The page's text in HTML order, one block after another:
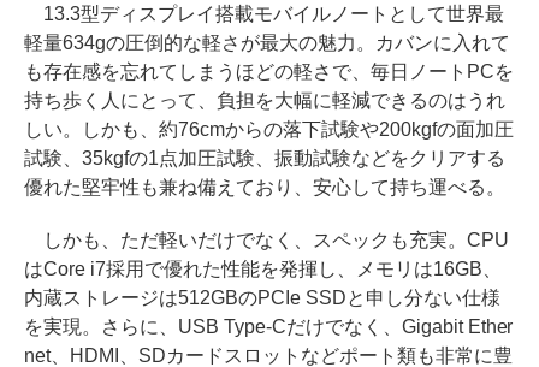
13.3型ディスプレイ搭載モバイルノートとして世界最
軽量634gの圧倒的な軽さが最大の魅力。カバンに入れて
も存在感を忘れてしまうほどの軽さで、毎日ノートPCを
持ち歩く人にとって、負担を大幅に軽減できるのはうれ
しい。しかも、約76cmからの落下試験や200kgfの面加圧
試験、35kgfの1点加圧試験、振動試験などをクリアする
優れた堅牢性も兼ね備えており、安心して持ち運べる。
しかも、ただ軽いだけでなく、スペックも充実。CPU
はCore i7採用で優れた性能を発揮し、メモリは16GB、
内蔵ストレージは512GBのPCIe SSDと申し分ない仕様
を実現。さらに、USB Type-Cだけでなく、Gigabit Ether
net、HDMI、SDカードスロットなどポート類も非常に豊